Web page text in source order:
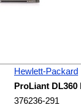
Hewlett-Packard
ProLiant DL360
376236-291